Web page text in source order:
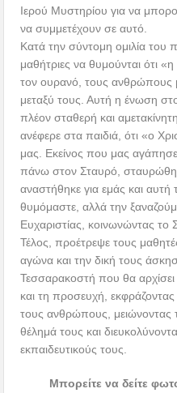
Ιερού Μυστηρίου για να
να συμμετέχουν σε αυτό.
Κατά την σύντομη ομιλία του
μαθήτριες να θυμούνται ότι
τον ουρανό, τους ανθρώπους
μεταξύ τους. Αυτή η ένωση
πλέον σταθερή και
ανέφερε στα παιδιά, ότι «ο
μας. Εκείνος που μας
πάνω στον Σταυρό,
αναστήθηκε για εμάς και
θυμόμαστε, αλλά την
Ευχαριστίας, κοινωνώντας το
Τέλος, προέτρεψε τους
αγώνα και την δική τους
Τεσσαρακοστή που θα αρχίσει
και τη προσευχή,
τους ανθρώπους, μειώνοντας
θέλημά τους και
εκπαιδευτικούς τους.
Μπορείτε να δείτε